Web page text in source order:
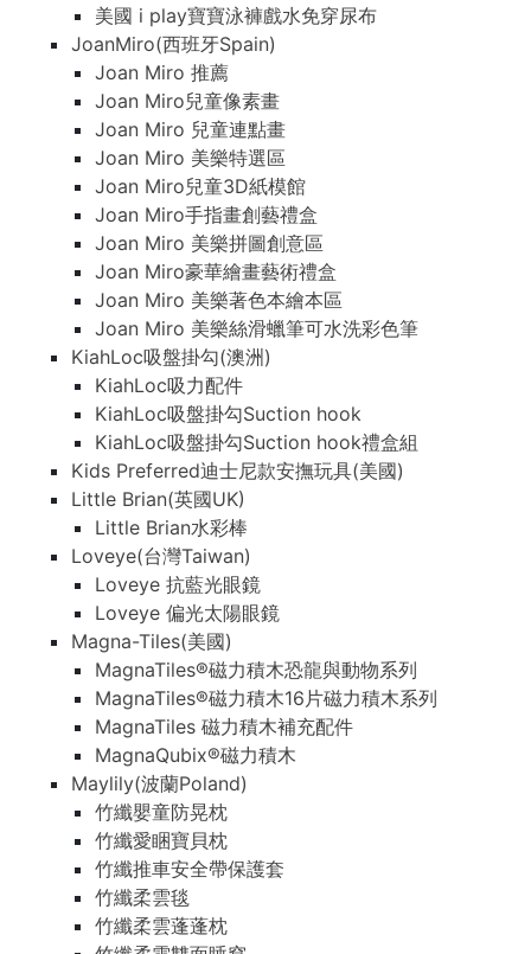
美國 i play寶寶泳褲戲水免穿尿布
JoanMiro(西班牙Spain)
Joan Miro 推薦
Joan Miro兒童像素畫
Joan Miro 兒童連點畫
Joan Miro 美樂特選區
Joan Miro兒童3D紙模館
Joan Miro手指畫創藝禮盒
Joan Miro 美樂拼圖創意區
Joan Miro豪華繪畫藝術禮盒
Joan Miro 美樂著色本繪本區
Joan Miro 美樂絲滑蠟筆可水洗彩色筆
KiahLoc吸盤掛勾(澳洲)
KiahLoc吸力配件
KiahLoc吸盤掛勾Suction hook
KiahLoc吸盤掛勾Suction hook禮盒組
Kids Preferred迪士尼款安撫玩具(美國)
Little Brian(英國UK)
Little Brian水彩棒
Loveye(台灣Taiwan)
Loveye 抗藍光眼鏡
Loveye 偏光太陽眼鏡
Magna-Tiles(美國)
MagnaTiles®磁力積木恐龍與動物系列
MagnaTiles®磁力積木16片磁力積木系列
MagnaTiles 磁力積木補充配件
MagnaQubix®磁力積木
Maylily(波蘭Poland)
竹纖嬰童防晃枕
竹纖愛睏寶貝枕
竹纖推車安全帶保護套
竹纖柔雲毯
竹纖柔雲蓬蓬枕